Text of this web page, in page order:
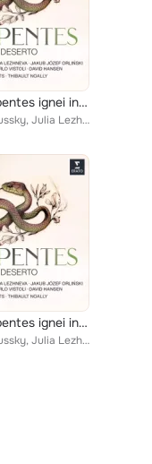
Hasse: Serpentes ignei in deserto
Philippe Jaroussky, Julia Lezhneva, Jakub Józef Orliński, Bruno de Sá, Carlo Vistoli, David Hansen, Thibault Noally, Les Accents
Hasse: Serpentes ignei in deserto
Philippe Jaroussky, Julia Lezhneva, Jakub Józef Orliński, Bruno de Sá, Carlo Vistoli, David Hansen, Thibault Noally, Les Accents